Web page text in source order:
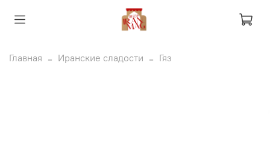
Главная Иранские сладости Гяз